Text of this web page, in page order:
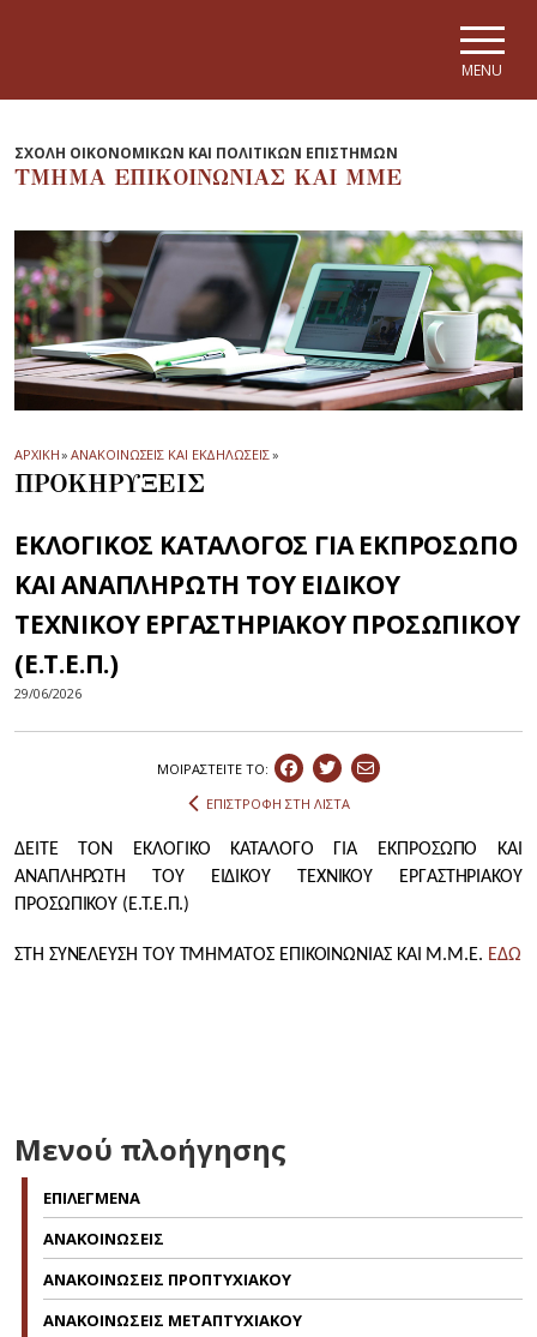
MENU
ΣΧΟΛΗ ΟΙΚΟΝΟΜΙΚΩΝ ΚΑΙ ΠΟΛΙΤΙΚΩΝ ΕΠΙΣΤΗΜΩΝ
ΤΜΗΜΑ EΠΙΚΟΙΝΩΝΙΑΣ ΚΑΙ ΜΜΕ
ΑΡΧΙΚΗ» ΑΝΑΚΟΙΝΩΣΕΙΣ ΚΑΙ ΕΚΔΗΛΩΣΕΙΣ»
ΠΡΟΚΗΡΥΞΕΙΣ
ΕΚΛΟΓΙΚΟΣ ΚΑΤΑΛΟΓΟΣ ΓΙΑ ΕΚΠΡΟΣΩΠΟ
ΚΑΙ ΑΝΑΠΛΗΡΩΤΗ ΤΟΥ ΕΙΔΙΚΟΥ
ΤΕΧΝΙΚΟΥ ΕΡΓΑΣΤΗΡΙΑΚΟΥ ΠΡΟΣΩΠΙΚΟΥ
(Ε.Τ.Ε.Π.)
29/06/2026
ΜΟΙΡΑΣΤEIΤΕ ΤΟ:
ΕΠΙΣΤΡΟΦΗ ΣΤΗ ΛΙΣΤΑ
ΔΕΙΤΕ ΤΟΝ ΕΚΛΟΓΙΚΟ ΚΑΤΑΛΟΓΟ ΓΙΑ ΕΚΠΡΟΣΩΠΟ ΚΑΙ
ΑΝΑΠΛΗΡΩΤΗ ΤΟΥ ΕΙΔΙΚΟΥ ΤΕΧΝΙΚΟΥ ΕΡΓΑΣΤΗΡΙΑΚΟΥ
ΠΡΟΣΩΠΙΚΟΥ (Ε.Τ.Ε.Π.)
ΣΤΗ ΣΥΝΕΛΕΥΣΗ ΤΟΥ ΤΜΗΜΑΤΟΣ ΕΠΙΚΟΙΝΩΝΙΑΣ ΚΑΙ Μ.Μ.Ε. ΕΔΩ
Μενού πλοήγησης
ΕΠΙΛΕΓΜΕΝΑ
ΑΝΑΚΟΙΝΩΣΕΙΣ
ΑΝΑΚΟΙΝΩΣΕΙΣ ΠΡΟΠΤΥΧΙΑΚΟΥ
ΑΝΑΚΟΙΝΩΣΕΙΣ ΜΕΤΑΠΤΥΧΙΑΚΟΥ